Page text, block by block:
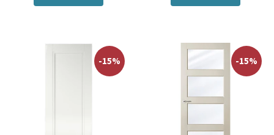
-15% -15%